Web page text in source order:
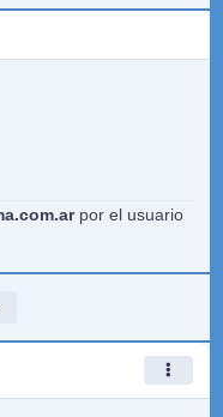
por el usuario